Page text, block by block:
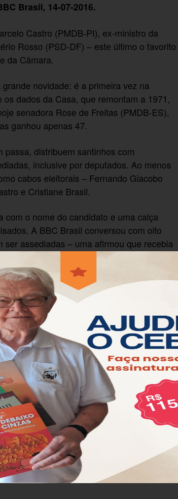
Brasil, 14-07-2016.
Castro (PMDB-PI), ex-ministro da
Rosso (PSD-DF) – este último o favorito
da Câmara.
novidade: é a primeira vez na
dados da Casa, que remontam a 1971,
senadora Rose de Freitas (PMDB-ES),
ganhou apenas 47.
distribuem santinhos com
inclusive por deputados. Ao menos
cabos eleitorais – Fernando Giacobo
e Cristiane Brasil.
com o nome do candidato e uma calça
A BBC Brasil conversou com oito
assediadas – uma afirmou que recebia
relatou não ter tido "problemas" nesta
parlamentares são inconvenientes, e
demais passantes. "Eles são piores. Eu
acham que podem fazer o que quiser",
"Passam e perguntam: tem seu
(a propaganda)". Ela diz que sua reação
parlamentares, e que recusou.
disse saber que era para atrair
têm que ser sempre bonitas. Somos